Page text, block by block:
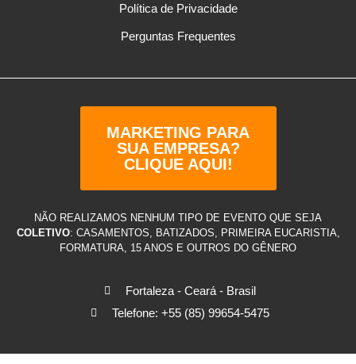
Política de Privacidade
Perguntas Frequentes
MARKETING PARA
SUA EMPRESA?
CLIQUE AQUI!
NÃO REALIZAMOS NENHUM TIPO DE EVENTO QUE SEJA
COLETIVO: CASAMENTOS, BATIZADOS, PRIMEIRA EUCARISTIA,
FORMATURA, 15 ANOS E OUTROS DO GÊNERO
Fortaleza - Ceará - Brasil
Telefone: +55 (85) 99654-5475